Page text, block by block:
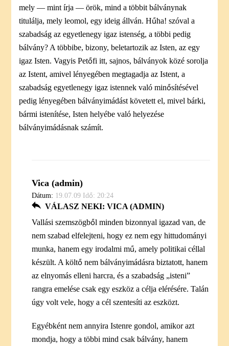
mely — mint írja — örök, mind a többit bálványnak
titulálja, mely leomol, egy ideig állván. Hűha! szóval a
szabadság az egyetlenegy igaz istenség, a többi pedig
bálvány? A többibe, bizony, beletartozik az Isten, az egy
igaz Isten. Vagyis Petőfi itt, sajnos, bálványok közé sorolja
az Istent, amivel lényegében megtagadja az Istent, a
szabadság egyetlenegy igaz istennek való minősítésével
pedig lényegében bálványimádást követett el, mivel bárki,
bármi istenítése, Isten helyébe való helyezése
bálványimádásnak számít.
Vica (admin)
Dátum: 19.07.09 Idő: 20:24
VÁLASZ NEKI: VICA (ADMIN)
Vallási szemszögből minden bizonnyal igazad van, de
nem szabad elfelejteni, hogy ez nem egy hittudományi
munka, hanem egy irodalmi mű, amely politikai céllal
készült. A költő nem bálványimádásra biztatott, hanem
az elnyomás elleni harcra, és a szabadság „isteni”
rangra emelése csak egy eszköz a célja elérésére. Talán
úgy volt vele, hogy a cél szentesíti az eszközt.
Egyébként nem annyira Istenre gondol, amikor azt
mondja, hogy a többi mind csak bálvány, hanem